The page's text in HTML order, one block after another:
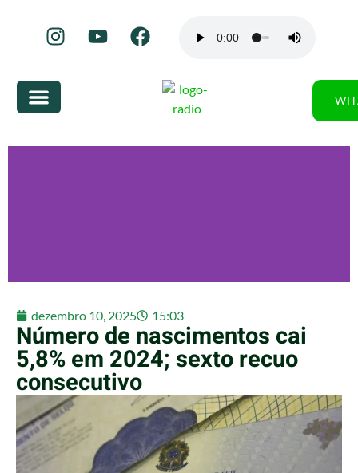
dezembro 10, 2025 15:03
Número de nascimentos cai
5,8% em 2024; sexto recuo
consecutivo